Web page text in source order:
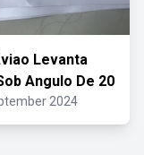
Levanta
Angulo De 20
2024